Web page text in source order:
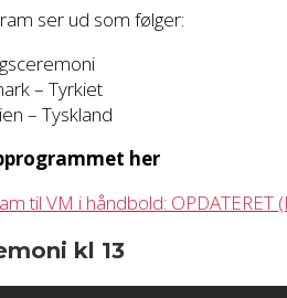
ser ud som følger:
– Tyrkiet
– Tyskland
her
til VM i håndbold: OPDATERET
kl 13